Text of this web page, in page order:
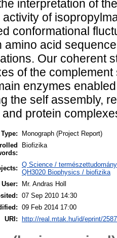
interpretation of
activity of
conformational
amino acid
Our coherent
of the
enzymes
the self assembly,
protein
Monograph (Project Report)
Biofizika
Q Science /
QH3020 Biophysics / biofizika
Mr. Andras Holl
07 Sep 2010 14:30
09 Feb 2014 17:00
URI: http://real.mtak.hu/id/eprint/2587